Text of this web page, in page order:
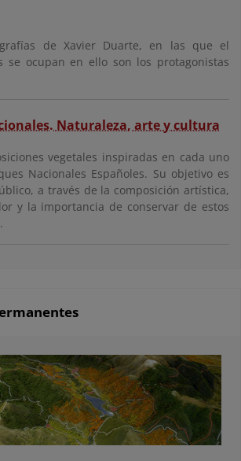
de Xavier Duarte, en las que el
se ocupan en ello son los protagonistas
Naturaleza, arte y cultura
vegetales inspiradas en cada uno
Nacionales Españoles. Su objetivo es
a través de la composición artística,
y la importancia de conservar de estos